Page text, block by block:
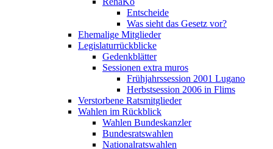
Entscheide
Was sieht das Gesetz vor?
Ehemalige Mitglieder
Legislaturrückblicke
Gedenkblätter
Sessionen extra muros
Frühjahrssession 2001 Lugano
Herbstsession 2006 in Flims
Verstorbene Ratsmitglieder
Wahlen im Rückblick
Wahlen Bundeskanzler
Bundesratswahlen
Nationalratswahlen